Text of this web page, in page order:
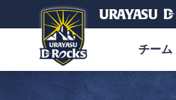
チーム